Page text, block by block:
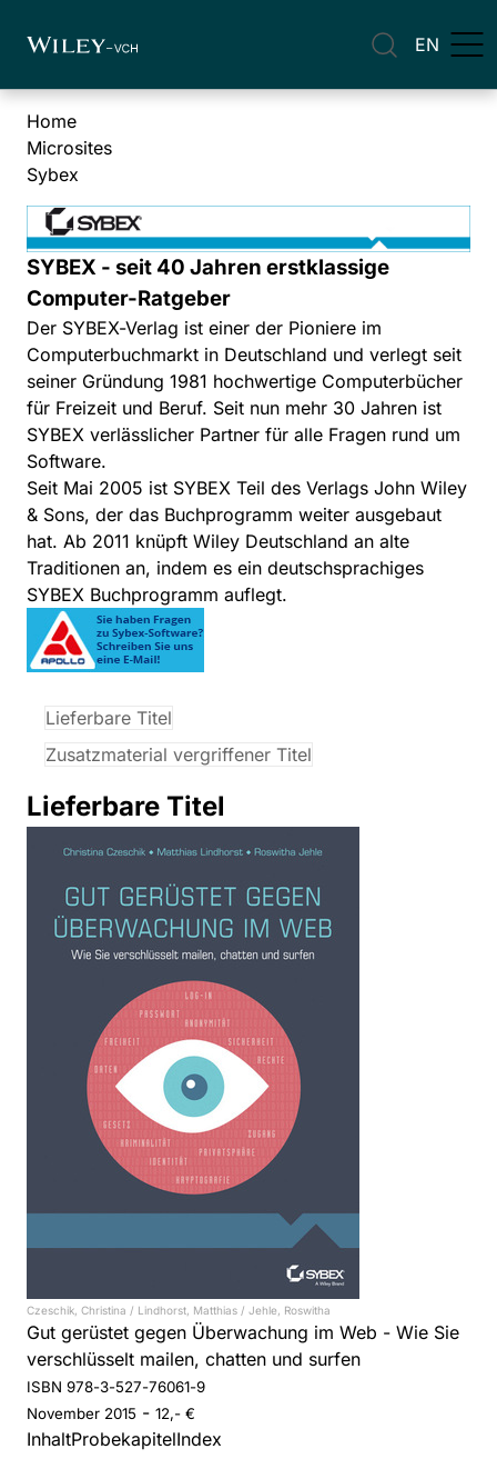
EN
Home
Microsites
Sybex
SYBEX - seit 40 Jahren erstklassige
Computer-Ratgeber
Der SYBEX-Verlag ist einer der Pioniere im
Computerbuchmarkt in Deutschland und verlegt seit
seiner Gründung 1981 hochwertige Computerbücher
für Freizeit und Beruf. Seit nun mehr 30 Jahren ist
SYBEX verlässlicher Partner für alle Fragen rund um
Software.
Seit Mai 2005 ist SYBEX Teil des Verlags John Wiley
& Sons, der das Buchprogramm weiter ausgebaut
hat. Ab 2011 knüpft Wiley Deutschland an alte
Traditionen an, indem es ein deutschsprachiges
SYBEX Buchprogramm auflegt.
Lieferbare Titel
Zusatzmaterial vergriffener Titel
Lieferbare Titel
Czeschik, Christina / Lindhorst, Matthias / Jehle, Roswitha
Gut gerüstet gegen Überwachung im Web - Wie Sie
verschlüsselt mailen, chatten und surfen
ISBN 978-3-527-76061-9
November 2015 - 12,- €
InhaltProbekapitelIndex